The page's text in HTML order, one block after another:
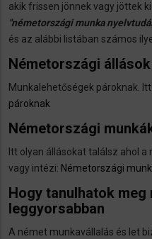
akik frissen jönnek vagy jöttek
"németországi munka
és az alábbi listában számos
Németországi
Munkalehetőségek pároknak.
pároknak
Németországi
Itt olyan állásokat találsz ahol
vagy intézi: Németországi
Hogy tanulhatok meg
leggyorsabban
A német munkavállalás és let